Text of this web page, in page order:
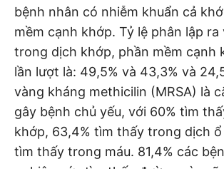
bệnh nhân có nhiễm khuẩn cả
mềm cạnh khớp. Tỷ lệ phân lập ra
trong dịch khớp, phần mềm cạnh
lần lượt là: 49,5% và 43,3% và
vàng kháng methicilin (MRSA) là
gây bệnh chủ yếu, với 60% tìm
khớp, 63,4% tìm thấy trong dịch ổ
tìm thấy trong máu. 81,4% các